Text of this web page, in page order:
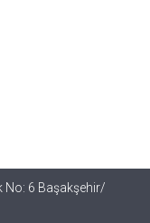
No: 6 Başakşehir/